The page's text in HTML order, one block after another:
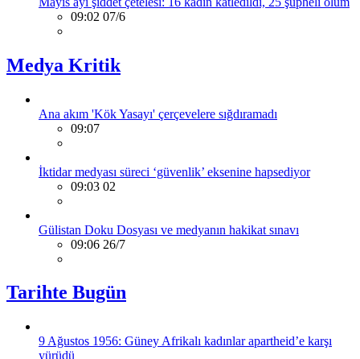
09:02 07/6
Medya Kritik
Ana akım 'Kök Yasayı' çerçevelere sığdıramadı
09:07
İktidar medyası süreci ‘güvenlik’ eksenine hapsediyor
09:03 02
Gülistan Doku Dosyası ve medyanın hakikat sınavı
09:06 26/7
Tarihte Bugün
9 Ağustos 1956: Güney Afrikalı kadınlar apartheid’e karşı
yürüdü